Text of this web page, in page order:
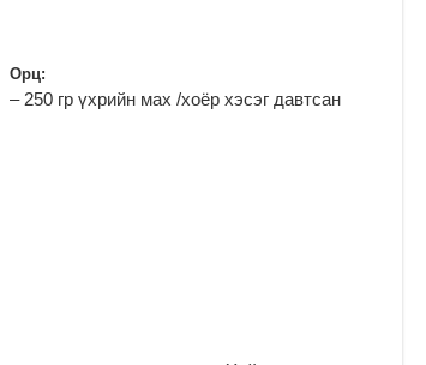
Орц:
– 250 гр үхрийн мах /хоёр хэсэг давтсан